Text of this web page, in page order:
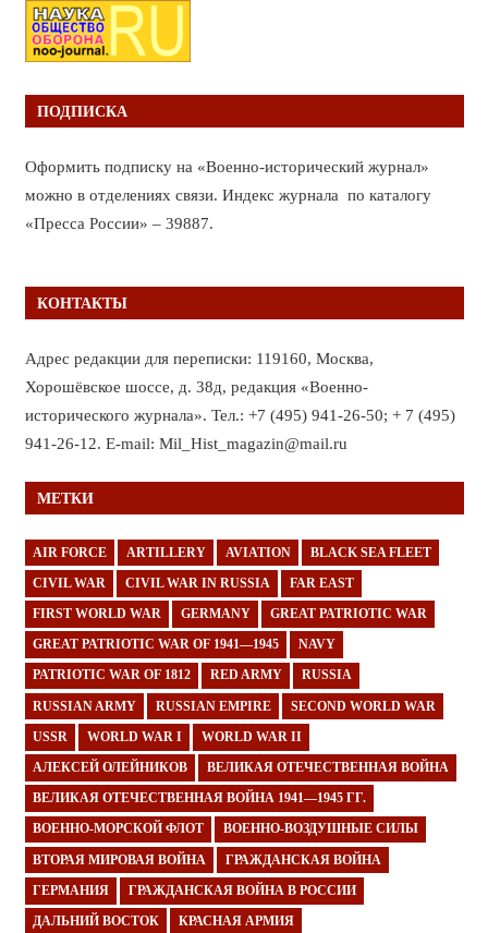
ПОДПИСКА
Оформить подписку на «Военно-исторический журнал»
можно в отделениях связи. Индекс журнала по каталогу
«Пресса России» – 39887.
КОНТАКТЫ
Адрес редакции для переписки: 119160, Москва,
Хорошёвское шоссе, д. 38д, редакция «Военно-
исторического журнала». Тел.: +7 (495) 941-26-50; + 7 (495)
941-26-12. E-mail: Mil_Hist_magazin@mail.ru
МЕТКИ
AIR FORCE ARTILLERY AVIATION BLACK SEA FLEET
CIVIL WAR CIVIL WAR IN RUSSIA FAR EAST
FIRST WORLD WAR GERMANY GREAT PATRIOTIC WAR
GREAT PATRIOTIC WAR OF 1941—1945 NAVY
PATRIOTIC WAR OF 1812 RED ARMY RUSSIA
RUSSIAN ARMY RUSSIAN EMPIRE SECOND WORLD WAR
USSR WORLD WAR I WORLD WAR II
АЛЕКСЕЙ ОЛЕЙНИКОВ ВЕЛИКАЯ ОТЕЧЕСТВЕННАЯ ВОЙНА
ВЕЛИКАЯ ОТЕЧЕСТВЕННАЯ ВОЙНА 1941—1945 ГГ.
ВОЕННО-МОРСКОЙ ФЛОТ ВОЕННО-ВОЗДУШНЫЕ СИЛЫ
ВТОРАЯ МИРОВАЯ ВОЙНА ГРАЖДАНСКАЯ ВОЙНА
ГЕРМАНИЯ ГРАЖДАНСКАЯ ВОЙНА В РОССИИ
ДАЛЬНИЙ ВОСТОК КРАСНАЯ АРМИЯ